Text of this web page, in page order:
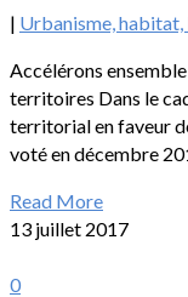
| Urbanisme,
Accélérons
territoires Dans le
territorial en faveur
voté en décembre
Read More
13 juillet 2017
0